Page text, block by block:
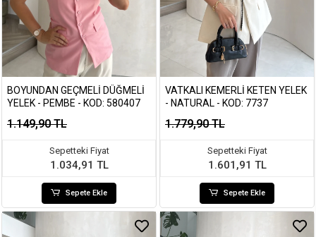
BOYUNDAN GEÇMELI DÜĞMELI
YELEK - PEMBE - KOD: 580407
1.149,90 TL
Sepetteki Fiyat
1.034,91 TL
Sepete Ekle
VATKALI KEMERLI KETEN YELEK
- NATURAL - KOD: 7737
1.779,90 TL
Sepetteki Fiyat
1.601,91 TL
Sepete Ekle